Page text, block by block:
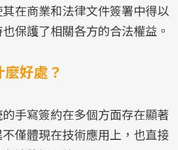
在商業和法律文件簽署中得以
保護了相關各方的合法權益。
好處？
手寫簽約在多個方面存在顯著
僅體現在技術應用上，也直接